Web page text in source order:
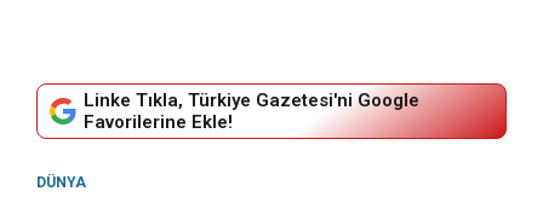
Linke Tıkla, Türkiye Gazetesi'ni Google
Favorilerine Ekle!
DÜNYA